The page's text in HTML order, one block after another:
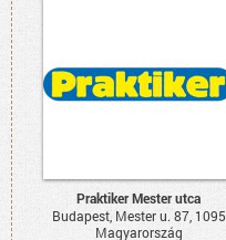
Praktiker Mester utca
Budapest, Mester u. 87, 1095
Magyarország